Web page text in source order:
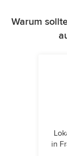
Warum
in